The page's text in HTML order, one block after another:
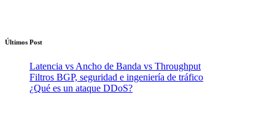
Últimos Post
Latencia vs Ancho de Banda vs Throughput
Filtros BGP, seguridad e ingeniería de tráfico
¿Qué es un ataque DDoS?